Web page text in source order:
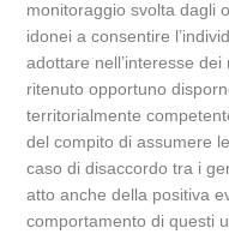
monitoraggio svolta dagli
idonei a consentire
adottare nell’interesse
ritenuto opportuno
territorialmente
del compito di assumere
caso di disaccordo tra i
atto anche della positiva
comportamento di questi